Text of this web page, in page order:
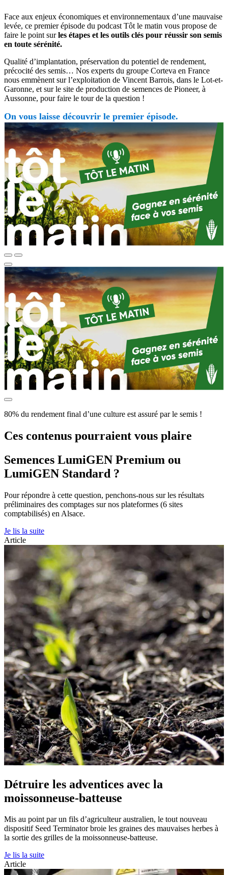
Face aux enjeux économiques et environnementaux d’une mauvaise
levée, ce premier épisode du podcast Tôt le matin vous propose de
faire le point surles étapes et les outils clés pour réussir son semis
en toute sérénité.
Qualité d’implantation, préservation du potentiel de rendement,
précocité des semis… Nos experts du groupe Corteva en France
nous emmènent sur l’exploitation de Vincent Barrois, dans le Lot-et-
Garonne, et sur le site de production de semences de Pioneer, à
Aussonne, pour faire le tour de la question !
On vous laisse découvrir le premier épisode.
80% du rendement final d’une culture est assuré par le semis !
Ces contenus pourraient vous plaire
Semences LumiGEN Premium ou
LumiGEN Standard ?
Pour répondre à cette question, penchons-nous sur les résultats
préliminaires des comptages sur nos plateformes (6 sites
comptabilisés) en Alsace.
Je lis la suite
Article
Détruire les adventices avec la
moissonneuse-batteuse
Mis au point par un fils d’agriculteur australien, le tout nouveau
dispositif Seed Terminator broie les graines des mauvaises herbes à
la sortie des grilles de la moissonneuse-batteuse.
Je lis la suite
Article